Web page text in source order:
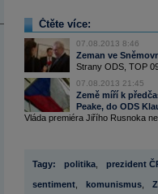
Čtěte více:
07.08.2013 8:46
Zeman ve
Strany ODS, TOP
07.08.2013 21:45
Země míří k
Peake, do ODS
Vláda premiéra Jiřího Rusnoka
Tagy: politika, prezident
sentiment, komunismus,